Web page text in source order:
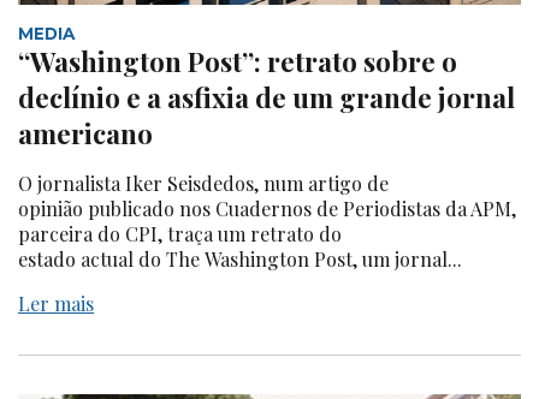
MEDIA
“Washington Post”: retrato sobre o
declínio e a asfixia de um grande jornal
americano
O jornalista Iker Seisdedos, num artigo de
opinião publicado nos Cuadernos de Periodistas da APM,
parceira do CPI, traça um retrato do
estado actual do The Washington Post, um jornal...
Ler mais